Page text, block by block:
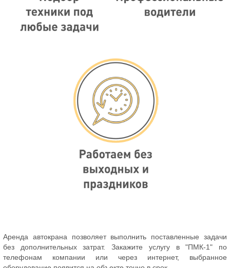
Аренда автокрана позволяет выполнить поставленные задачи
без дополнительных затрат. Закажите услугу в "ПМК-1" по
телефонам компании или через интернет, выбранное